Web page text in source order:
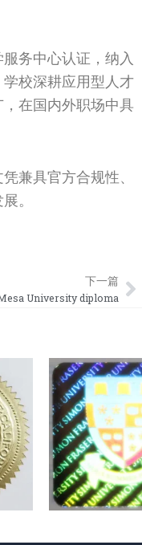
务中心认证，纳入
校深耕应用型人才
在国内外职场中具
兼具官方合规性、
。
下一篇
University diploma